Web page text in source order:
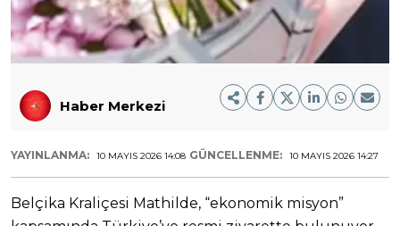
Haber Merkezi
YAYINLANMA: 10 MAYIS 2026 14:08 GÜNCELLENME: 10 MAYIS 2026 14:27
Belçika Kraliçesi Mathilde, “ekonomik misyon”